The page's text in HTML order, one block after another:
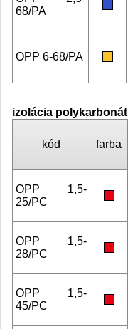
68/PA
OPP 6-68/PA
izolácia polykarbonát
kód farba
OPP 1,5-
25/PC
OPP 1,5-
28/PC
OPP 1,5-
45/PC